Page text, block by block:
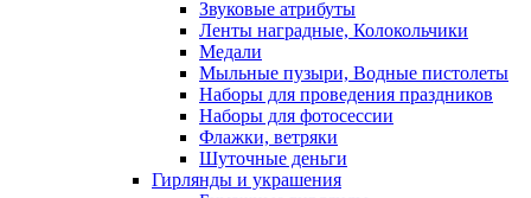
Звуковые атрибуты
Ленты наградные, Колокольчики
Медали
Мыльные пузыри, Водные пистолеты
Наборы для проведения праздников
Наборы для фотосессии
Флажки, ветряки
Шуточные деньги
Гирлянды и украшения